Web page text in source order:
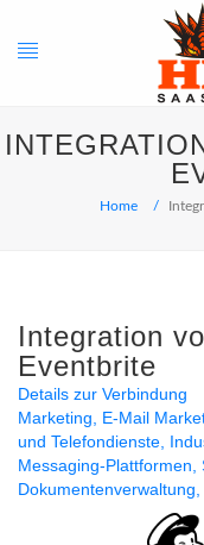
Toggle
navigation
Home
Integration
Eventbrite
Details zur Verbindung
Marketing
E-Mail
und Telefondienste
Messaging-Plattformen
Dokumentenverwaltung